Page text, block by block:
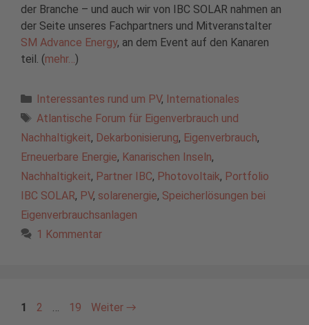
der Branche – und auch wir von IBC SOLAR nahmen an
der Seite unseres Fachpartners und Mitveranstalter
SM Advance Energy, an dem Event auf den Kanaren
teil. (mehr…)
Kategorien
Interessantes rund um PV, Internationales
Schlagwörter
Atlantische Forum für Eigenverbrauch und
Nachhaltigkeit, Dekarbonisierung, Eigenverbrauch,
Erneuerbare Energie, Kanarischen Inseln,
Nachhaltigkeit, Partner IBC, Photovoltaik, Portfolio
IBC SOLAR, PV, solarenergie, Speicherlösungen bei
Eigenverbrauchsanlagen
1 Kommentar
Seite
1 Seite
2 … Seite
19 Weiter →